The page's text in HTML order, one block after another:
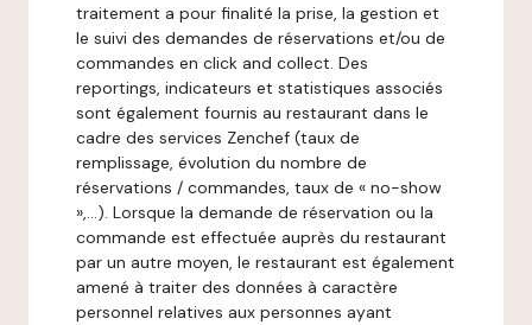
traitement a pour finalité la prise, la gestion et
le suivi des demandes de réservations et/ou de
commandes en click and collect. Des
reportings, indicateurs et statistiques associés
sont également fournis au restaurant dans le
cadre des services Zenchef (taux de
remplissage, évolution du nombre de
réservations / commandes, taux de « no-show
»,…). Lorsque la demande de réservation ou la
commande est effectuée auprès du restaurant
par un autre moyen, le restaurant est également
amené à traiter des données à caractère
personnel relatives aux personnes ayant